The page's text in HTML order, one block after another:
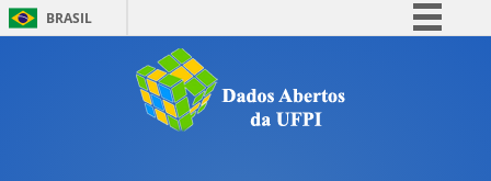
BRASIL
Comunica BR
Participe